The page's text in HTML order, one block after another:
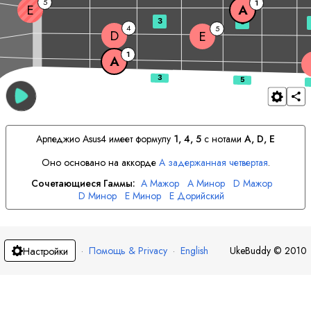
A 1
D 4 E 5
E A 1
3 5
Арпеджио Asus4 имеет формулу 1, 4, 5 с нотами A, D, E
Оно основано на аккорде Aзадержанная четвертая.
Сочетающиеся Гаммы: A Мажор A Минор D Мажор
D Минор E Минор E Дорийский
Настройки · Помощь & Privacy · English UkeBuddy © 2010